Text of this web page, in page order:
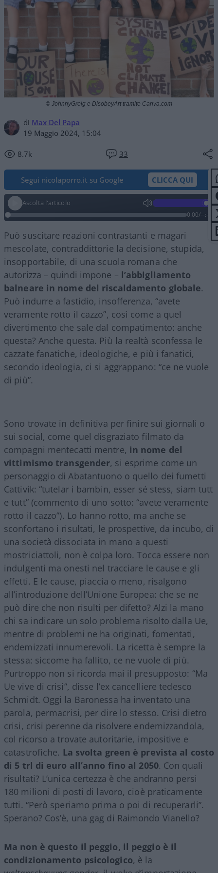
di Max Del Papa
19 Maggio 2024, 15:04
8.7k 33
© JohnnyGreig e DisobeyArt tramite Canva.com
Segui nicolaporro.it su Google CLICCA QUI
Ascolta l'articolo
0:00/--:--
Può suscitare reazioni contrastanti e magari
mescolate, contraddittorie la decisione, stupida,
insopportabile, di una scuola romana che
autorizza – quindi impone – l’abbigliamento
balneare in nome del riscaldamento globale.
Può indurre a fastidio, insofferenza, “avete
veramente rotto il cazzo”, così come a quel
divertimento che sale dal compatimento: anche
questa? Anche questa. Più la realtà sconfessa le
cazzate fanatiche, ideologiche, e più i fanatici,
secondo ideologia, ci si aggrappano: “ce ne vuole
di più”.
Sono trovate in definitiva per finire sui giornali o
sui social, come quel disgraziato filmato da
compagni mentecatti mentre, in nome del
vittimismo transgender, si esprime come un
personaggio di Abatantuono o quello dei fumetti
Cattivik: “tutelar i bambin, esser sé stess, siam tutt
e tutt” (commento di uno sotto: “avete veramente
rotto il cazzo”). Lo hanno rotto, ma anche se
sconfortano i risultati, le prospettive, da incubo, di
una società dissociata in mano a questi
mostriciattoli, non è colpa loro. Tocca essere non
indulgenti ma onesti nel tracciare le cause e gli
effetti. E le cause, piaccia o meno, risalgono
all’introduzione dell’Unione Europea: che se ne
può dire che non risulti per difetto? Alzi la mano
chi sa indicare un solo problema risolto dalla Ue,
mentre di problemi ne ha originati, fomentati,
endemizzati innumerevoli. La ricetta è sempre la
stessa: siccome ha fallito, ce ne vuole di più.
Purtroppo non si ricorda mai il presupposto: “Ma
Ue vive di crisi”, disse l’ex cancelliere tedesco
Schmidt. Oggi la Baronessa ha inventato una
parola, permacrisi, per dire lo stesso. Crisi dietro
crisi, crisi perenne da risolvere endemizzandola,
col ricorso a trovate autoritarie, impositive e
catastrofiche. La svolta green è prevista al costo
di 5 trl di euro all’anno fino al 2050. Con quali
risultati? L’unica certezza è che andranno persi
180 milioni di posti di lavoro, cioè praticamente
tutti. “Però speriamo prima o poi di recuperarli”.
Sperano? Cos’è, una gag di Raimondo Vianello?
Ma non è questo il peggio, il peggio è il
condizionamento psicologico, è la